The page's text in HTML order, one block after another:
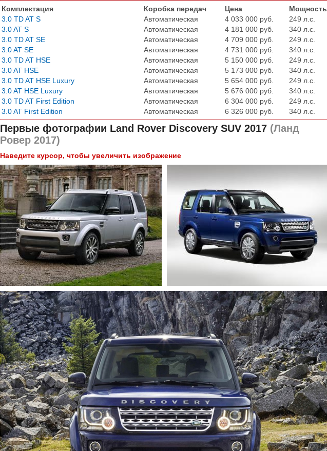
Комплектация Коробка передач Цена
Мощность
3.0 TD AT S
Автоматическая 4 033 000 руб.
249 л.с.
3.0 AT S
Автоматическая 4 181 000 руб.
340 л.с.
3.0 TD AT SE
Автоматическая 4 709 000 руб.
249 л.с.
3.0 AT SE
Автоматическая 4 731 000 руб.
340 л.с.
3.0 TD AT HSE
Автоматическая 5 150 000 руб.
249 л.с.
3.0 AT HSE
Автоматическая 5 173 000 руб.
340 л.с.
3.0 TD AT HSE Luxury
Автоматическая 5 654 000 руб.
249 л.с.
3.0 AT HSE Luxury
Автоматическая 5 676 000 руб.
340 л.с.
3.0 TD AT First Edition
Автоматическая 6 304 000 руб.
249 л.с.
3.0 AT First Edition
Автоматическая 6 326 000 руб. 340 л.с.
Первые фотографии Land Rover Discovery SUV 2017(Ланд
Ровер 2017)
Наведите курсор, чтобы увеличить изображение